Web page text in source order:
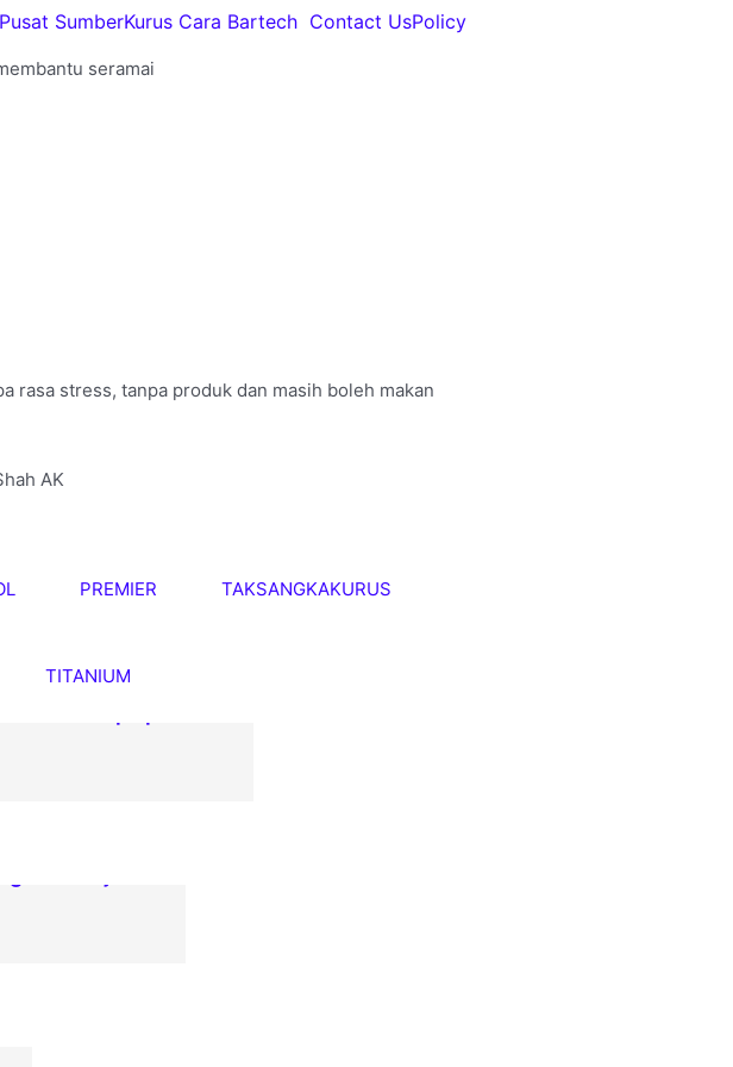
Pusat SumberKurus Cara Bartech Contact UsPolicy
seramai
rasa stress, tanpa produk dan masih boleh makan
AK
PREMIER TAKSANGKAKURUS
TITANIUM